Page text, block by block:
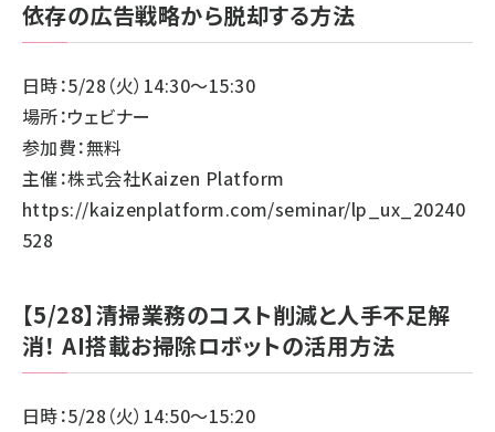
依存の広告戦略から脱却する方法
日時：5/28（火）14:30～15:30
場所：ウェビナー
参加費：無料
主催：株式会社Kaizen Platform
https://kaizenplatform.com/seminar/lp_ux_20240
528
【5/28】清掃業務のコスト削減と人手不足解
消！ AI搭載お掃除ロボットの活用方法
日時：5/28（火）14:50～15:20